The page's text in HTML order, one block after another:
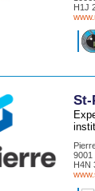
H1J
St-
9001
H4N